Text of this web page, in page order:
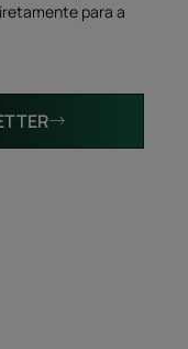
para a